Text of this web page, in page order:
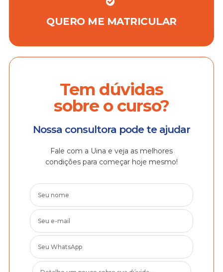
QUERO ME MATRICULAR
Tem dúvidas
sobre o curso?
Nossa consultora pode te ajudar
Fale com a Uina e veja as melhores
condições para começar hoje mesmo!